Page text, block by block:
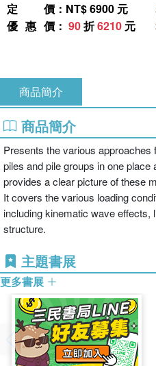
定價 ：NT$ 6900 元
優惠價 ： 90折6210 元
商品簡介
商品簡介
Presents the various
piles and pile groups in one
provides a clear picture of these
It covers the various loading
including kinematic wave effects,
structure.
主題書展
更多書展